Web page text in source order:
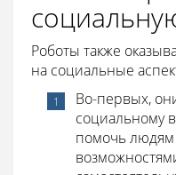
Роботы также
на социальные
Во-первых,
социальному
помочь